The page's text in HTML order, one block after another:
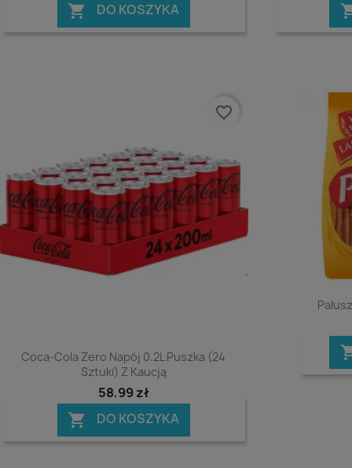
 DO KOSZYKA
 Podgląd
Coca-Cola Zero Napój 0.2L Puszka (24
Sztuki) Z Kaucją
58,99 zł
 DO KOSZYKA
favorite_border